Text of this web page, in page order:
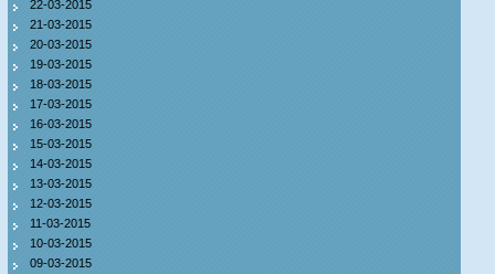
22-03-2015
21-03-2015
20-03-2015
19-03-2015
18-03-2015
17-03-2015
16-03-2015
15-03-2015
14-03-2015
13-03-2015
12-03-2015
11-03-2015
10-03-2015
09-03-2015